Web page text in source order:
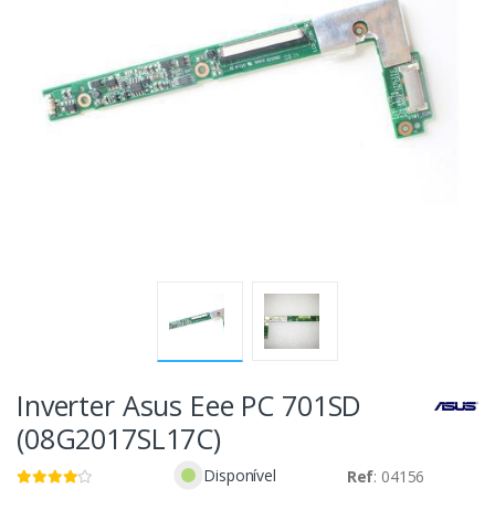
Inverter Asus Eee PC 701SD
(08G2017SL17C)
Disponível Ref: 04156